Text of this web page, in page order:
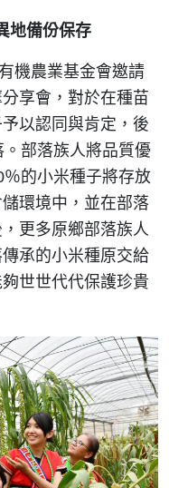
地備份保存
農業基金會邀請
享會，對於在種苗
以認同與肯定，後
部落族人將品質優
的小米種子將存放
環境中，並在部落
更多原鄉部落族人
承的小米種原交給
世世代代保護珍貴